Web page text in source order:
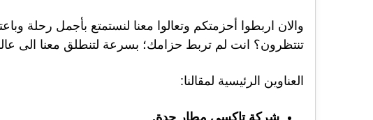
والان اربطوا أحزمتكم وتعالوا معنا لنستمتع بأجمل رحلة
تنتظرون؟ انت لم تربط حزامك؛ بسرعة لتنطلق معنا الى
العناوين الرئيسية لمقالنا: